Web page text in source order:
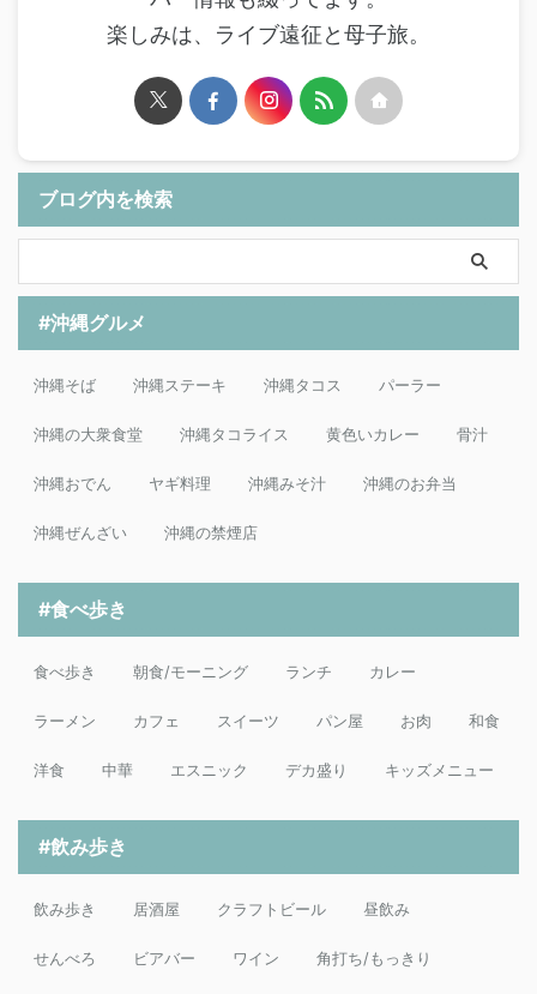
楽しみは、ライブ遠征と母子旅。
ブログ内を検索
#沖縄グルメ
沖縄そば 沖縄ステーキ 沖縄タコス パーラー
沖縄の大衆食堂 沖縄タコライス 黄色いカレー 骨汁
沖縄おでん ヤギ料理 沖縄みそ汁 沖縄のお弁当
沖縄ぜんざい 沖縄の禁煙店
#食べ歩き
食べ歩き 朝食/モーニング ランチ カレー
ラーメン カフェ スイーツ パン屋 お肉 和食
洋食 中華 エスニック デカ盛り キッズメニュー
#飲み歩き
飲み歩き 居酒屋 クラフトビール 昼飲み
せんべろ ビアバー ワイン 角打ち/もっきり